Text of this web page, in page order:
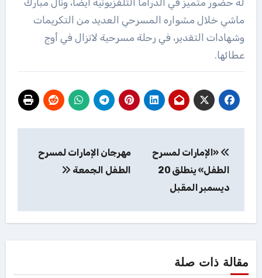
له حضور متميز في الدراما التلفزيونية أيضاً، ونال مبارك
ماشي خلال مشواره المسرحي العديد من التكريمات
وشهادات التقدير، في رحلة مسرحية لاتزال في أوج
عطائها.
المقالات
«الإمارات لمسرح
الطفل» ينطلق 20
ديسمبر المقبل
مهرجان الإمارات لمسرح
الطفل الجمعة
مقالة ذات صلة